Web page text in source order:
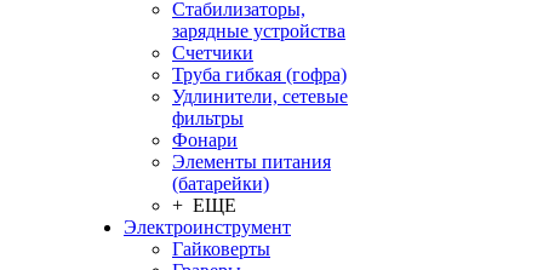
Стабилизаторы,
зарядные устройства
Счетчики
Труба гибкая (гофра)
Удлинители, сетевые
фильтры
Фонари
Элементы питания
(батарейки)
+ ЕЩЕ
Электроинструмент
Гайковерты